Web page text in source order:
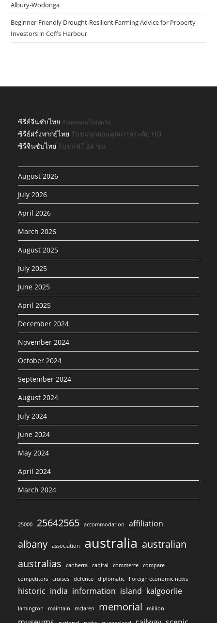
Albury-Wodonga
Beginner-Friendly Drought-Resilient Farming Advice for Property
Investors in Coffs Harbour
ซีรี่ย์จีนซับไทย อัปเดตตอนใหม่ทุกวัน
ซีรี่ย์ฝรั่งพากย์ไทย รับชมทุกตอนคุณภาพระดับ HD
ซีรี่จีนซับไทย รับชมฟรี 24 ชม.
August 2026
July 2026
April 2026
March 2026
August 2025
July 2025
June 2025
April 2025
December 2024
November 2024
October 2024
September 2024
August 2024
July 2024
June 2024
May 2024
April 2024
March 2024
25000 25642565 accommodation affiliation
albany association australia australian
australias
canberra capital commerce
compare
competitors
cruises defence diplomatic Foreign economic news
historic india information island kalgoorlie
lamington maintain mclaren memorial million